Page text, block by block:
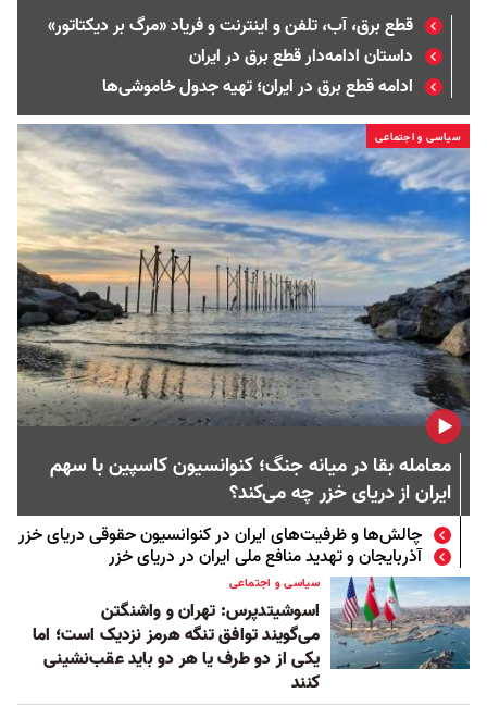
قطع برق، آب، تلفن و اینترنت و فریاد «مرگ بر دیکتاتور»
داستان ادامه‌دار قطع برق در ایران
ادامه قطع برق در ایران؛ تهیه جدول خاموشی‌ها
سیاسی و اجتماعی
معامله بقا در میانه جنگ؛ کنوانسیون کاسپین با سهم
ایران از دریای خزر چه می‌کند؟
چالش‌ها و ظرفیت‌های ایران در کنوانسیون حقوقی دریای خزر
آذربایجان و تهدید منافع ملی ایران در دریای خزر
سیاسی و اجتماعی
اسوشیتدپرس: تهران و واشنگتن
می‌گویند توافق تنگه هرمز نزدیک است؛ اما
یکی از دو طرف یا هر دو باید عقب‌نشینی
کنند